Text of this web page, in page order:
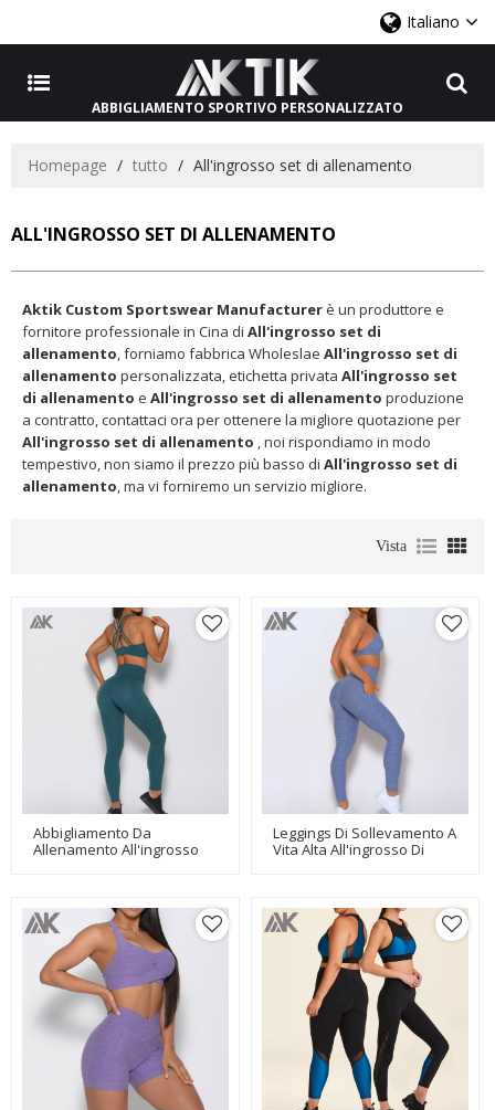
Italiano
ABBIGLIAMENTO SPORTIVO PERSONALIZZATO
Homepage / tutto / All'ingrosso set di allenamento
ALL'INGROSSO SET DI ALLENAMENTO
Aktik Custom Sportswear Manufacturerè un produttore e
fornitore professionale in Cina di All'ingrosso set di
allenamento, forniamo fabbrica Wholeslae All'ingrosso set di
allenamento personalizzata, etichetta privata All'ingrosso set
di allenamento e All'ingrosso set di allenamento produzione
a contratto, contattaci ora per ottenere la migliore quotazione per
All'ingrosso set di allenamento , noi rispondiamo in modo
tempestivo, non siamo il prezzo più basso di All'ingrosso set di
allenamento, ma vi forniremo un servizio migliore.
Vista
Abbigliamento Da
Allenamento All'ingrosso
Leggings Di Sollevamento A
Vita Alta All'ingrosso Di